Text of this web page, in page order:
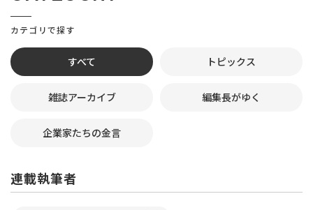
カテゴリで探す
すべて トピックス
雑誌アーカイブ 編集長がゆく
企業家たちの金言
連載執筆者